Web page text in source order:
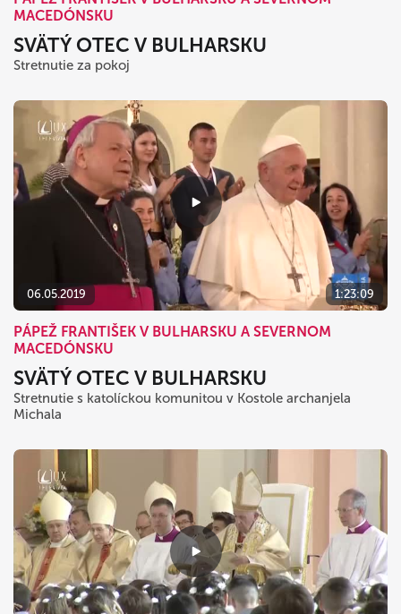
MACEDÓNSKU
SVÄTÝ OTEC V BULHARSKU
Stretnutie za pokoj
06.05.2019 1:23:09
PÁPEŽ FRANTIŠEK V BULHARSKU A SEVERNOM
MACEDÓNSKU
SVÄTÝ OTEC V BULHARSKU
Stretnutie s katolíckou komunitou v Kostole archanjela
Michala